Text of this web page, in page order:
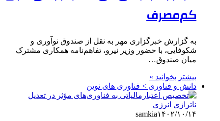
کم‌مصرف
به گزارش خبرگزاری مهر به نقل از صندوق نوآوری و
شکوفایی، با حضور وزیر نیرو، تفاهم‌نامه همکاری مشترک
میان صندوق…
بیشتر بخوانید »
دانش و فناوری > فناوری های نوین
samkia۱۴۰۲/۱۰/۱۴